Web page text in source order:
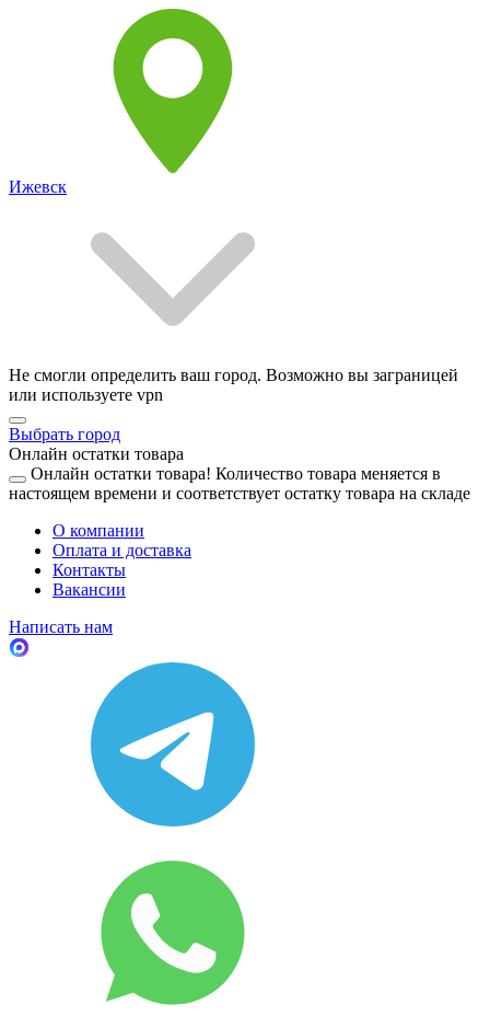
Ижевск
Не смогли определить ваш город. Возможно вы заграницей
или используете vpn
Выбрать город
Онлайн остатки товара
Онлайн остатки товара! Количество товара меняется в
настоящем времени и соответствует остатку товара на складе
О компании
Оплата и доставка
Контакты
Вакансии
Написать нам